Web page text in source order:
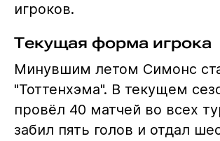
игроков.
Текущая форма игрока
Минувшим летом Симонс
"Тоттенхэма". В текущем
провёл 40 матчей во всех
забил пять голов и отдал